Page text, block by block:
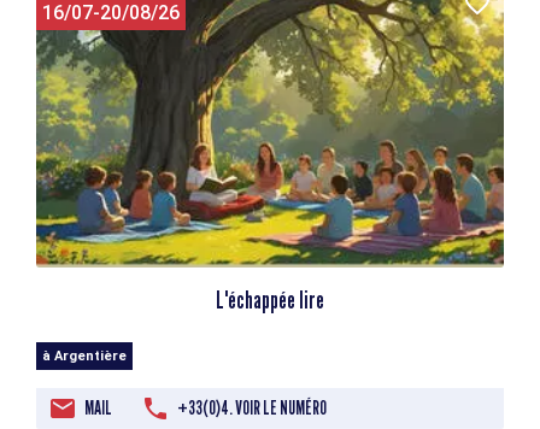
16/07-20/08/26
L'échappée lire
à Argentière
MAIL +33(0)4. VOIR LE NUMÉRO